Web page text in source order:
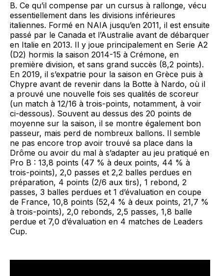
B. Ce qu’il compense par un cursus à rallonge, vécu
essentiellement dans les divisions inférieures
italiennes. Formé en NAIA jusqu’en 2011, il est ensuite
passé par le Canada et l’Australie avant de débarquer
en Italie en 2013. Il y joue principalement en Serie A2
(D2) hormis la saison 2014-15 à Crémone, en
première division, et sans grand succès (8,2 points).
En 2019, il s’expatrie pour la saison en Grèce puis à
Chypre avant de revenir dans la Botte à Nardo, où il
a prouvé une nouvelle fois ses qualités de scoreur
(un match à 12/16 à trois-points, notamment, à voir
ci-dessous). Souvent au dessus des 20 points de
moyenne sur la saison, il se montre également bon
passeur, mais perd de nombreux ballons. Il semble
ne pas encore trop avoir trouvé sa place dans la
Drôme ou avoir du mal à s’adapter au jeu pratiqué en
Pro B : 13,8 points (47 % à deux points, 44 % à
trois-points), 2,0 passes et 2,2 balles perdues en
préparation, 4 points (2/6 aux tirs), 1 rebond, 2
passes, 3 balles perdues et 1 d’évaluation en coupe
de France, 10,8 points (52,4 % à deux points, 21,7 %
à trois-points), 2,0 rebonds, 2,5 passes, 1,8 balle
perdue et 7,0 d’évaluation en 4 matches de Leaders
Cup.